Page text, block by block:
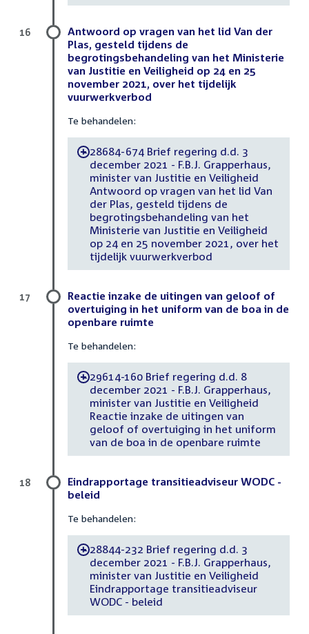
Antwoord op vragen van het lid Van der
Plas, gesteld tijdens de
begrotingsbehandeling van het Ministerie
van Justitie en Veiligheid op 24 en 25
november 2021, over het tijdelijk
vuurwerkverbod
Te behandelen:
-28684-674 Brief regering d.d. 3
december 2021 - F.B.J. Grapperhaus,
minister van Justitie en Veiligheid
Antwoord op vragen van het lid Van
der Plas, gesteld tijdens de
begrotingsbehandeling van het
Ministerie van Justitie en Veiligheid
op 24 en 25 november 2021, over het
tijdelijk vuurwerkverbod
16
Reactie inzake de uitingen van geloof of
overtuiging in het uniform van de boa in de
openbare ruimte
Te behandelen:
-29614-160 Brief regering d.d. 8
december 2021 - F.B.J. Grapperhaus,
minister van Justitie en Veiligheid
Reactie inzake de uitingen van
geloof of overtuiging in het uniform
van de boa in de openbare ruimte
17
Eindrapportage transitieadviseur WODC -
beleid
Te behandelen:
-28844-232 Brief regering d.d. 3
december 2021 - F.B.J. Grapperhaus,
minister van Justitie en Veiligheid
Eindrapportage transitieadviseur
WODC - beleid
18